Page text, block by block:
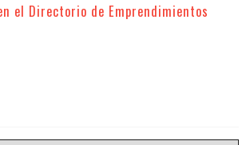
el Directorio de Emprendimientos